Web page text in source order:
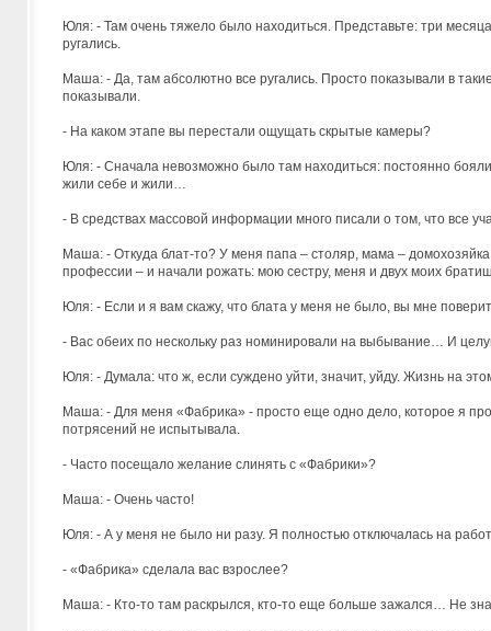
Юля: - Там очень тяжело было находиться. Представьте: три
ругались.
Маша: - Да, там абсолютно все ругались. Просто показывали в
показывали.
- На каком этапе вы перестали ощущать скрытые камеры?
Юля: - Сначала невозможно было там находиться: постоянно
жили себе и жили…
- В средствах массовой информации много писали о том, что все
Маша: - Откуда блат-то? У меня папа – столяр, мама –
профессии – и начали рожать: мою сестру, меня и двух моих
Юля: - Если и я вам скажу, что блата у меня не было, вы мне
- Вас обеих по нескольку раз номинировали на выбывание… И
Юля: - Думала: что ж, если суждено уйти, значит, уйду. Жизнь на
Маша: - Для меня «Фабрика» - просто еще одно дело, которое я
потрясений не испытывала.
- Часто посещало желание слинять с «Фабрики»?
Маша: - Очень часто!
Юля: - А у меня не было ни разу. Я полностью отключалась на
- «Фабрика» сделала вас взрослее?
Маша: - Кто-то там раскрылся, кто-то еще больше зажался… Не